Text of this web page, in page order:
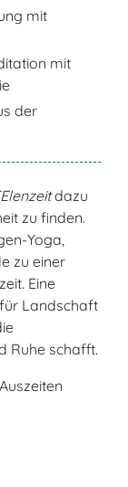
mit
mit
der
dazu
zu finden.
Yoga,
zu einer
Eine
Landschaft
Ruhe schafft.